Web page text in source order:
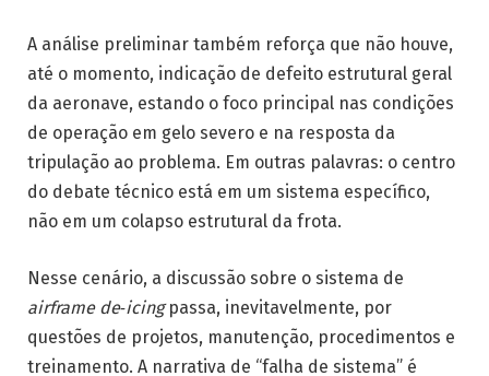
A análise preliminar também reforça que não houve,
até o momento, indicação de defeito estrutural geral
da aeronave, estando o foco principal nas condições
de operação em gelo severo e na resposta da
tripulação ao problema. Em outras palavras: o centro
do debate técnico está em um sistema específico,
não em um colapso estrutural da frota.
Nesse cenário, a discussão sobre o sistema de
airframe de‑icingpassa, inevitavelmente, por
questões de projetos, manutenção, procedimentos e
treinamento. A narrativa de “falha de sistema” é